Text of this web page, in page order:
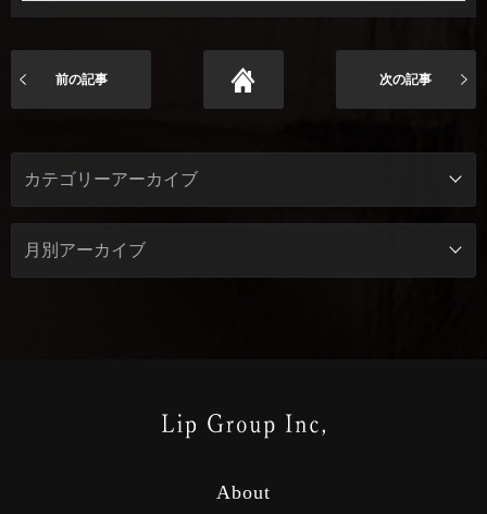
前の記事 次の記事
About